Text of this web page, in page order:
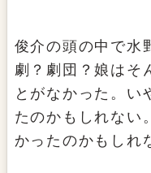
俊介の頭の中で水
劇？劇団？娘はそ
とがなかった。い
たのかもしれない
かったのかもしれ